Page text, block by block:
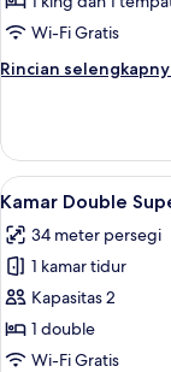
Wi-Fi Gratis
Rincian
Rincian
Suite
Mewah
Lihat
semua
foto
untuk
Kamar
Double
Superior
1
Kamar Double
34 meter persegi
1 kamar tidur
Kapasitas 2
1 double
Wi-Fi Gratis